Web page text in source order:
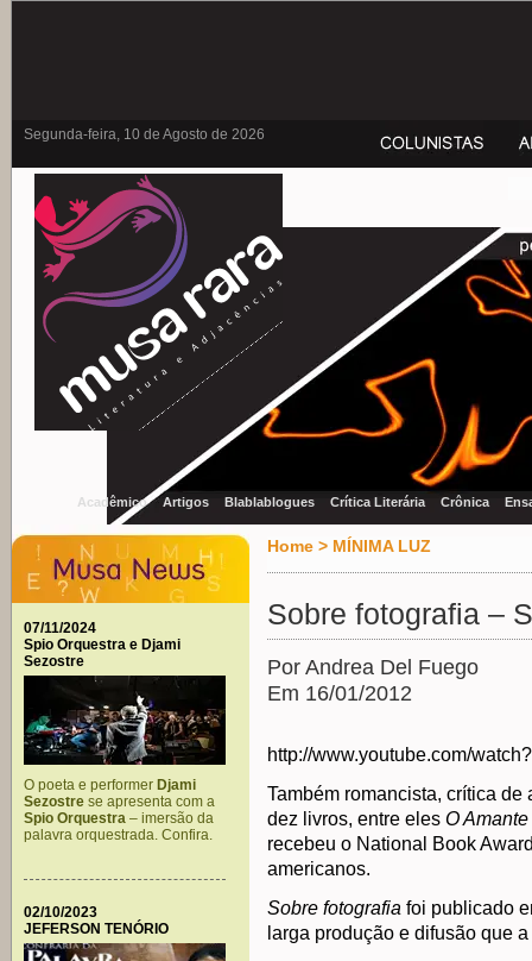
Segunda-feira, 10 de Agosto de 2026
Acadêmico Artigos Blablablogues Crítica Literária Crônica
07/11/2024
Spio Orquestra e Djami
Sezostre
O poeta e performer Djami
Sezostre se apresenta com a
Spio Orquestra – imersão da
palavra orquestrada. Confira.
02/10/2023
JEFERSON TENÓRIO
Home > MÍNIMA LUZ
Sobre fotografia –
Por Andrea Del Fuego
Em 16/01/2012
http://www.youtube.com/
Também romancista, crítica
dez livros, entre eles O
recebeu o National Book
americanos.
Sobre fotografia foi publicado
larga produção e difusão que